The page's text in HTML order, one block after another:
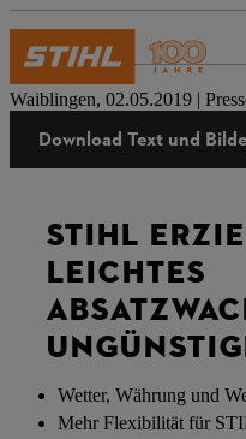
Presse
Waiblingen, 02.05.2019 |
Download Text und
STIHL
LEICHTES
Wetter, Währung und
Mehr Flexibilität für